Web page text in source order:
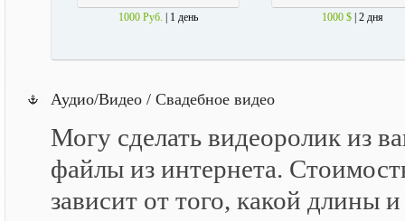
1000 Руб. | 1 день 1000 $| 2 дня
Аудио/Видео / Свадебное видео
Могу сделать видеоролик из
файлы из интернета.
зависит от того, какой длины